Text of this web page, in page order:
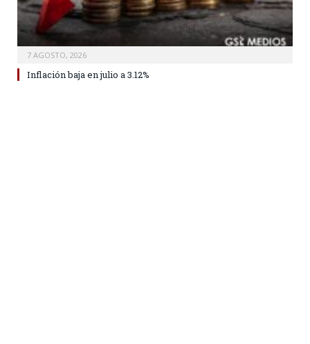
7 AGOSTO, 2026
Inflación baja en julio a 3.12%